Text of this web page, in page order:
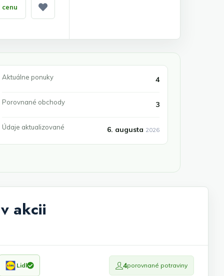
Pridať medzi obľúbené
Aktuálne ponuky 4
Porovnané obchody 3
Údaje aktualizované 6. augusta 2026
akcii
Lidl 4porovnané potraviny